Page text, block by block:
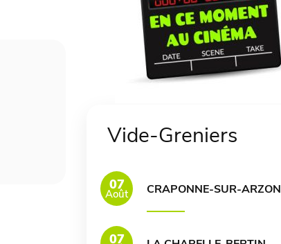
Vide-Greniers
07
Août CRAPONNE-SUR-ARZON
07